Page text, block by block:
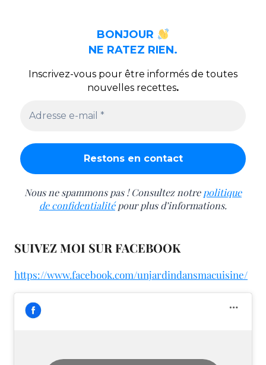
BONJOUR
NE RATEZ RIEN.
Inscrivez-vous pour être informés de toutes
nouvelles recettes.
Nous ne spammons pas ! Consultez notre politique
de confidentialitépour plus d’informations.
SUIVEZ MOI SUR FACEBOOK
https://www.facebook.com/unjardindansmacuisine/